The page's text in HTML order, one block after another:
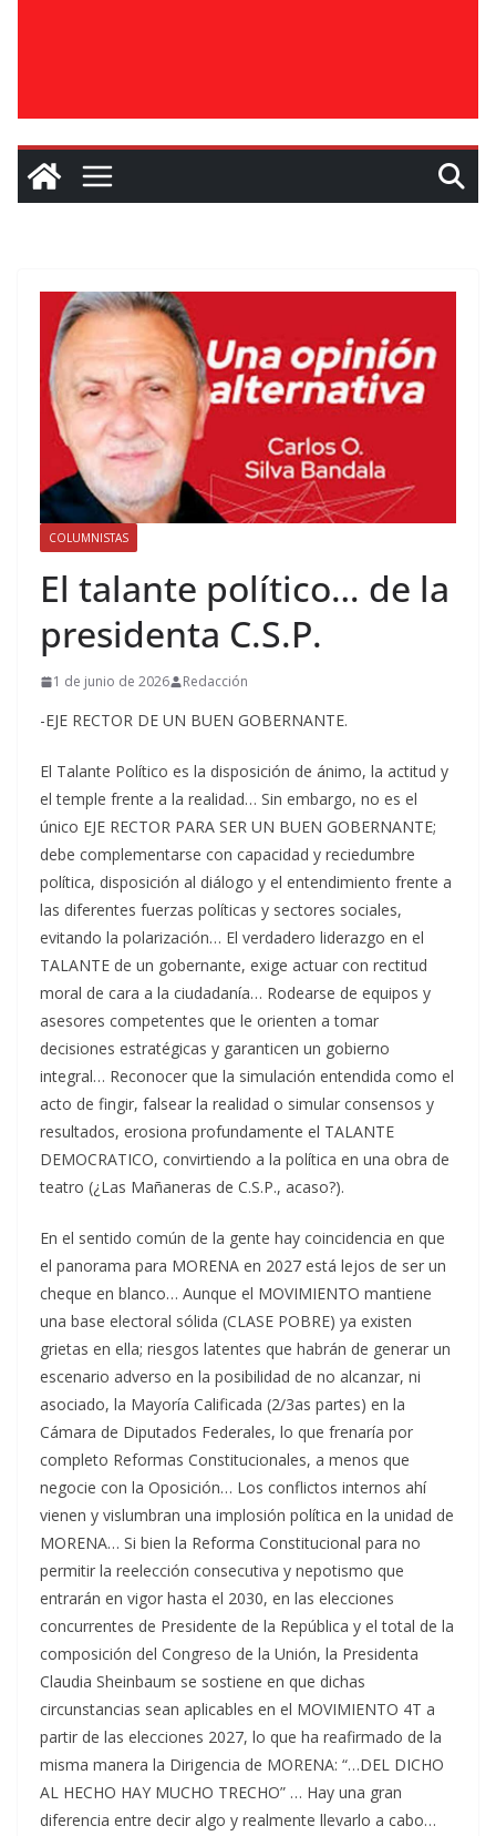
COLUMNISTAS
El talante político… de la
presidenta C.S.P.
1 de junio de 2026 Redacción
-EJE RECTOR DE UN BUEN GOBERNANTE.
El Talante Político es la disposición de ánimo, la actitud y
el temple frente a la realidad… Sin embargo, no es el
único EJE RECTOR PARA SER UN BUEN GOBERNANTE;
debe complementarse con capacidad y reciedumbre
política, disposición al diálogo y el entendimiento frente a
las diferentes fuerzas políticas y sectores sociales,
evitando la polarización… El verdadero liderazgo en el
TALANTE de un gobernante, exige actuar con rectitud
moral de cara a la ciudadanía… Rodearse de equipos y
asesores competentes que le orienten a tomar
decisiones estratégicas y garanticen un gobierno
integral… Reconocer que la simulación entendida como el
acto de fingir, falsear la realidad o simular consensos y
resultados, erosiona profundamente el TALANTE
DEMOCRATICO, convirtiendo a la política en una obra de
teatro (¿Las Mañaneras de C.S.P., acaso?).
En el sentido común de la gente hay coincidencia en que
el panorama para MORENA en 2027 está lejos de ser un
cheque en blanco… Aunque el MOVIMIENTO mantiene
una base electoral sólida (CLASE POBRE) ya existen
grietas en ella; riesgos latentes que habrán de generar un
escenario adverso en la posibilidad de no alcanzar, ni
asociado, la Mayoría Calificada (2/3as partes) en la
Cámara de Diputados Federales, lo que frenaría por
completo Reformas Constitucionales, a menos que
negocie con la Oposición… Los conflictos internos ahí
vienen y vislumbran una implosión política en la unidad de
MORENA… Si bien la Reforma Constitucional para no
permitir la reelección consecutiva y nepotismo que
entrarán en vigor hasta el 2030, en las elecciones
concurrentes de Presidente de la República y el total de la
composición del Congreso de la Unión, la Presidenta
Claudia Sheinbaum se sostiene en que dichas
circunstancias sean aplicables en el MOVIMIENTO 4T a
partir de las elecciones 2027, lo que ha reafirmado de la
misma manera la Dirigencia de MORENA: “…DEL DICHO
AL HECHO HAY MUCHO TRECHO” … Hay una gran
diferencia entre decir algo y realmente llevarlo a cabo…